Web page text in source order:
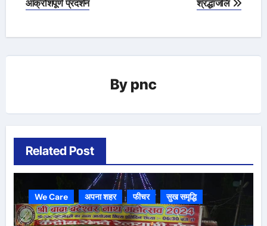
आक्रोशपूर्ण प्रदर्शन श्रद्धांजलि
By pnc
Related Post
We Care अपना शहर फीचर सुख समृद्धि